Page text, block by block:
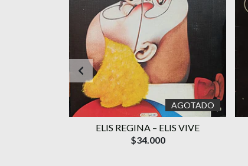
AGOTADO
ELIS REGINA – ELIS VIVE
$34.000